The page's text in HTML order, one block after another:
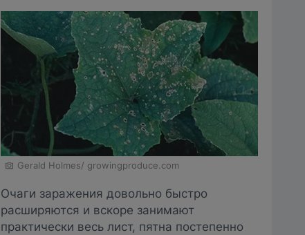
Gerald Holmes/ growingproduce.com
Очаги заражения довольно быстро
расширяются и вскоре занимают
практически весь лист, пятна постепенно